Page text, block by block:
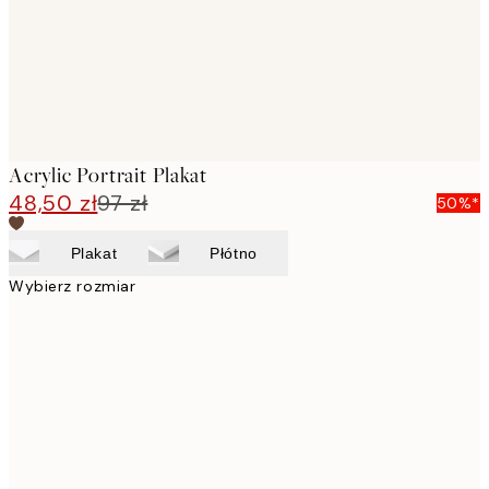
Acrylic Portrait Plakat
48,50 zł97 zł 50%*
Plakat Płótno
Wybierz rozmiar